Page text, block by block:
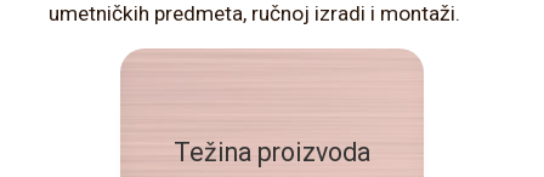
umetničkih predmeta, ručnoj izradi i montaži.
Težina proizvoda